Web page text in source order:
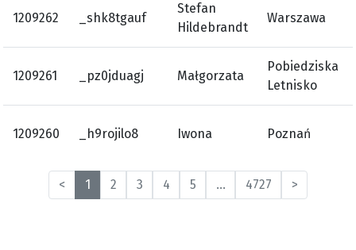
1209262 _shk8tgauf
Stefan
Hildebrandt
Warszawa
1209261 _pz0jduagj Małgorzata
Pobiedziska
Letnisko
1209260 _h9rojilo8 Iwona Poznań
< 1 2 3 4 5 ... 4727 >